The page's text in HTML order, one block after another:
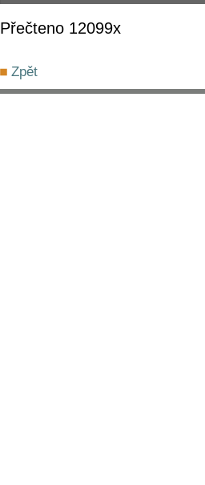
Přečteno 12099x
Zpět